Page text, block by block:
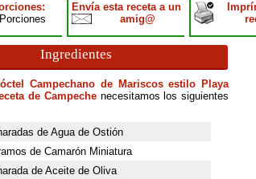
Envía esta receta a un
amig@
Ingredientes
Campechano de Mariscos estilo Playa
de Campechenecesitamos los siguientes
de Agua de Ostión
de Camarón Miniatura
de Aceite de Oliva